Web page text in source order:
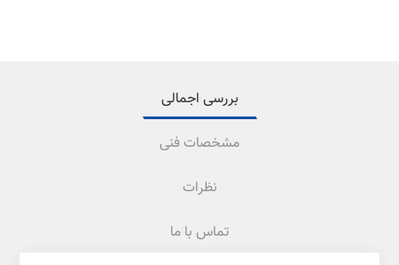
بررسی اجمالی
مشخصات فنی
نظرات
تماس با ما